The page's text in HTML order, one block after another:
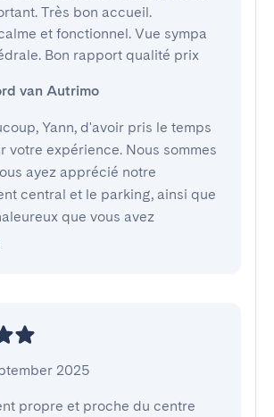
Très bon accueil.
et fonctionnel. Vue sympa
Bon rapport qualité prix
van Autrimo
Yann, d'avoir pris le temps
votre expérience. Nous sommes
ayez apprécié notre
central et le parking, ainsi que
que vous avez
2025
propre et proche du centre